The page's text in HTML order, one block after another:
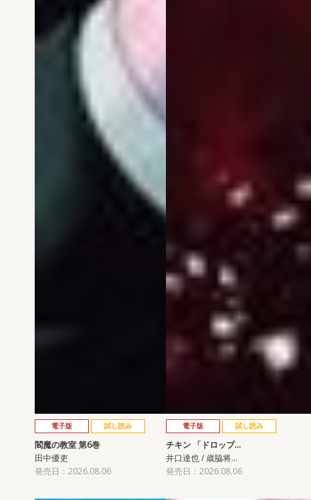
電子版 試し読み
閻魔の教室 第6巻
田中優吏
発売日：2026.08.06
電子版 試し読み
チキン 「ドロップ…
井口達也 / 歳脇将…
発売日：2026.08.06